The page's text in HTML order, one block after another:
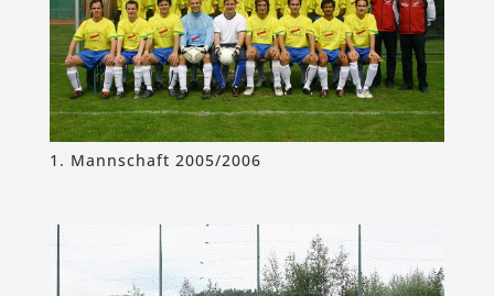
1. Mannschaft 2005/2006